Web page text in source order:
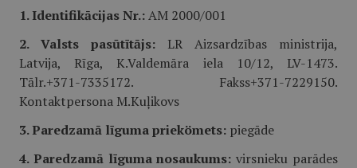
1. Identifikācijas Nr.:AM 2000/001
2. Valsts pasūtītājs: LR Aizsardzības ministrija,
Latvija, Rīga, K.Valdemāra iela 10/12, LV-1473.
Tālr.+371-7335172. Fakss+371-7229150.
Kontaktpersona M.Kuļikovs
3. Paredzamā līguma priekömets: piegāde
4. Paredzamā līguma nosaukums: virsnieku parādes